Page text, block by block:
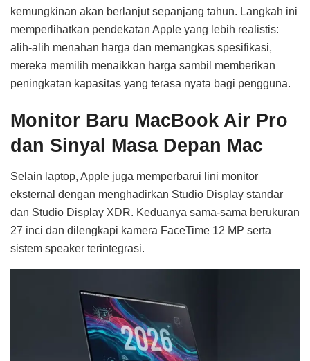
kemungkinan akan berlanjut sepanjang tahun. Langkah ini
memperlihatkan pendekatan Apple yang lebih realistis:
alih-alih menahan harga dan memangkas spesifikasi,
mereka memilih menaikkan harga sambil memberikan
peningkatan kapasitas yang terasa nyata bagi pengguna.
Monitor Baru MacBook Air Pro
dan Sinyal Masa Depan Mac
Selain laptop, Apple juga memperbarui lini monitor
eksternal dengan menghadirkan Studio Display standar
dan Studio Display XDR. Keduanya sama-sama berukuran
27 inci dan dilengkapi kamera FaceTime 12 MP serta
sistem speaker terintegrasi.